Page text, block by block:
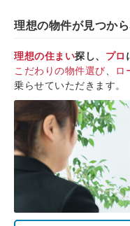
理想の物件が見つか
理想の住まい探し、 プロ
こだわりの物件選び
ロ
乗らせていただきます。